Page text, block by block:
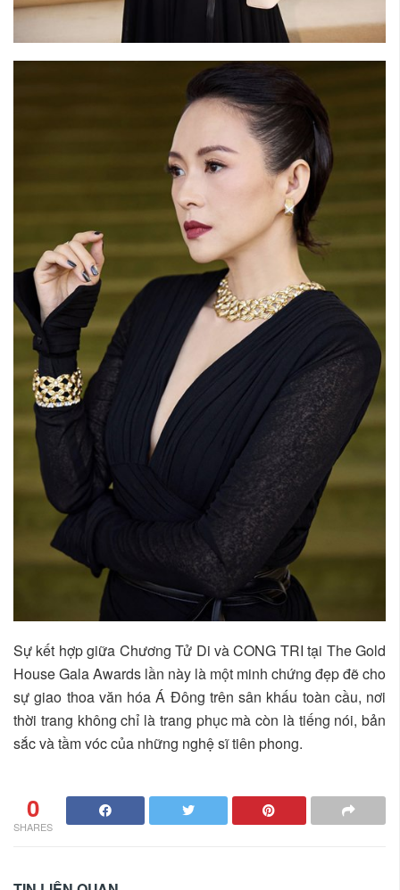
Sự kết hợp giữa Chương Tử Di và CONG TRI tại The Gold
House Gala Awards lần này là một minh chứng đẹp đẽ cho
sự giao thoa văn hóa Á Đông trên sân khấu toàn cầu, nơi
thời trang không chỉ là trang phục mà còn là tiếng nói, bản
sắc và tầm vóc của những nghệ sĩ tiên phong.
0
SHARES